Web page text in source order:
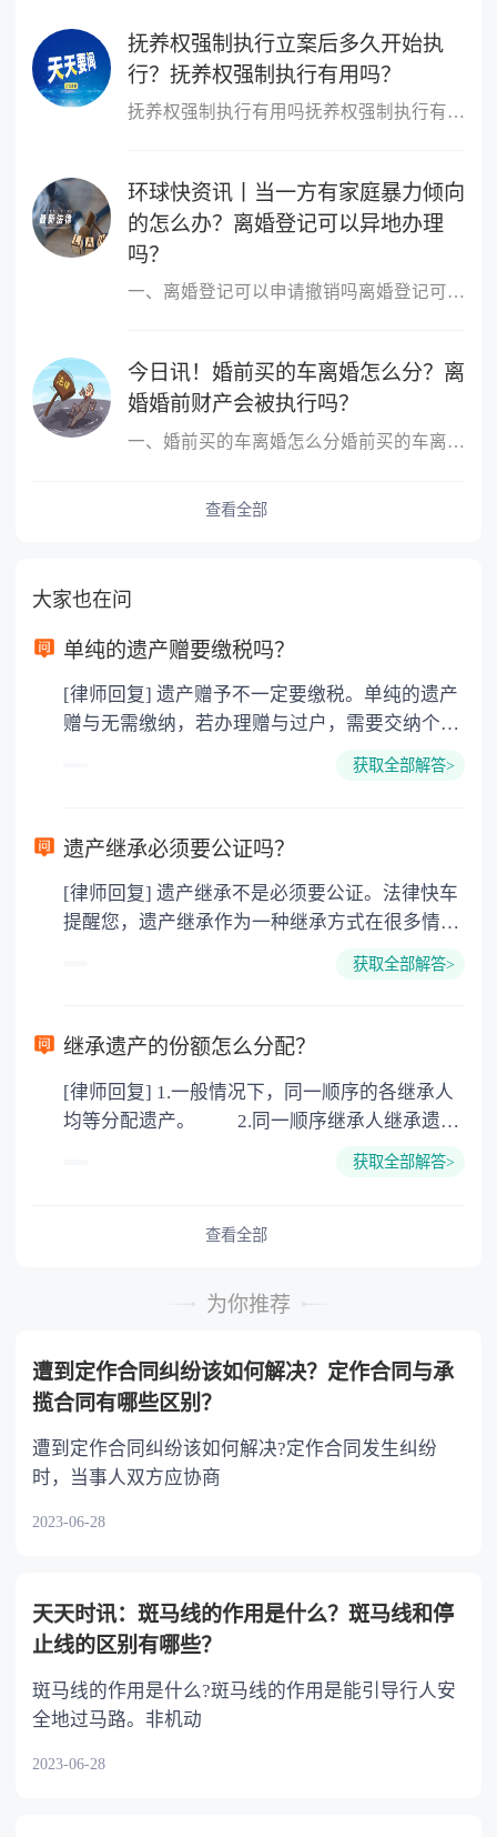
抚养权强制执行立案后多久开始执
行？抚养权强制执行有用吗？
抚养权强制执行有用吗抚养权强制执行有用，抚养权也是可以申请强制
环球快资讯丨当一方有家庭暴力倾向
的怎么办？离婚登记可以异地办理
吗？
一、离婚登记可以申请撤销吗离婚登记可以申请撤销。依据我国最新《
今日讯！婚前买的车离婚怎么分？离
婚婚前财产会被执行吗？
一、婚前买的车离婚怎么分婚前买的车离婚，除另有约定外，一般归个
查看全部
大家也在问
单纯的遗产赠要缴税吗？
[律师回复] 遗产赠予不一定要缴税。单纯的遗产
赠与无需缴纳，若办理赠与过户，需要交纳个人
所得税、契税和公证费。赠与过户是没有增值税
要缴纳公证费，具体如下： 1. 公证费：按房
3. 印花税：按房屋评估价的0.05%缴纳 4. 土
地增值税：按房价1%缴纳 5. 房屋产权登记费：
获取全部解答>
遗产继承必须要公证吗？
[律师回复] 遗产继承不是必须要公证。法律快车
提醒您，遗产继承作为一种继承方式在很多情况
下都是不需要公证的，当然，如果需要公正的也
以防对财产继承发生纠纷，可以对遗产继承进行
公证。
获取全部解答>
继承遗产的份额怎么分配？
[律师回复] 1.一般情况下，同一顺序的各继承人
均等分配遗产。 2.同一顺序继承人继承遗产
或者与被继承人共同生活的继承人，分配遗产
的继承人，不尽扶养义务的，分配遗产时，应当
获取全部解答>
查看全部
为你推荐
遭到定作合同纠纷该如何解决？定作合同与承
揽合同有哪些区别？
遭到定作合同纠纷该如何解决?定作合同发生纠纷
时，当事人双方应协商
2023-06-28
天天时讯：斑马线的作用是什么？斑马线和停
止线的区别有哪些？
斑马线的作用是什么?斑马线的作用是能引导行人安
全地过马路。非机动
2023-06-28